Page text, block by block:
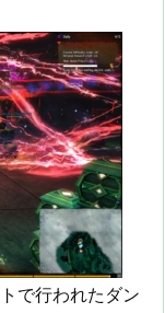
で行われたダン